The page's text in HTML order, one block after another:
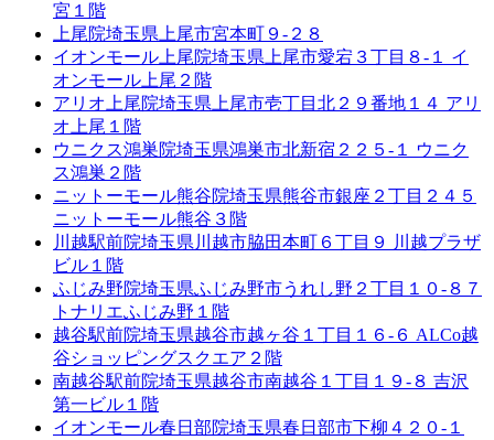
宮１階
上尾院埼玉県上尾市宮本町９-２８
イオンモール上尾院埼玉県上尾市愛宕３丁目８-１ イ
オンモール上尾２階
アリオ上尾院埼玉県上尾市壱丁目北２９番地１４ アリ
オ上尾１階
ウニクス鴻巣院埼玉県鴻巣市北新宿２２５-１ ウニク
ス鴻巣２階
ニットーモール熊谷院埼玉県熊谷市銀座２丁目２４５
ニットーモール熊谷３階
川越駅前院埼玉県川越市脇田本町６丁目９ 川越プラザ
ビル１階
ふじみ野院埼玉県ふじみ野市うれし野２丁目１０-８７
トナリエふじみ野１階
越谷駅前院埼玉県越谷市越ヶ谷１丁目１６-６ ALCo越
谷ショッピングスクエア２階
南越谷駅前院埼玉県越谷市南越谷１丁目１９-８ 吉沢
第一ビル１階
イオンモール春日部院埼玉県春日部市下柳４２０-１